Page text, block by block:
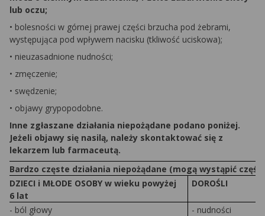
lub oczu;
• bolesności w górnej prawej części brzucha pod żebrami,
występująca pod wpływem nacisku (tkliwość uciskowa);
• nieuzasadnione nudności;
• zmęczenie;
• swędzenie;
• objawy grypopodobne.
Inne zgłaszane działania niepożądane podano poniżej.
Jeżeli objawy się nasilą, należy skontaktować się z
lekarzem lub farmaceutą.
Bardzo częste działania niepożądane (mogą wystąpić
DZIECI i MŁODE OSOBY w wieku powyżej
6 lat
DOROŚLI
- ból głowy
- nudności